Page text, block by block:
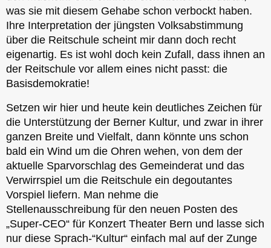
was sie mit diesem Gehabe schon verbockt haben.
Ihre Interpretation der jüngsten Volksabstimmung
über die Reitschule scheint mir dann doch recht
eigenartig. Es ist wohl doch kein Zufall, dass ihnen an
der Reitschule vor allem eines nicht passt: die
Basisdemokratie!
Setzen wir hier und heute kein deutliches Zeichen für
die Unterstützung der Berner Kultur, und zwar in ihrer
ganzen Breite und Vielfalt, dann könnte uns schon
bald ein Wind um die Ohren wehen, von dem der
aktuelle Sparvorschlag des Gemeinderat und das
Verwirrspiel um die Reitschule ein degoutantes
Vorspiel liefern. Man nehme die
Stellenausschreibung für den neuen Posten des
„Super-CEO“ für Konzert Theater Bern und lasse sich
nur diese Sprach-“Kultur“ einfach mal auf der Zunge